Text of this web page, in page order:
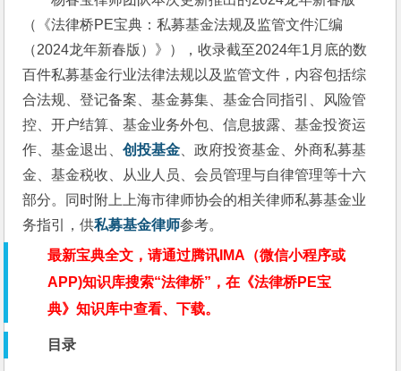
（《法律桥PE宝典：私募基金法规及监管文件汇编
（2024龙年新春版）》），收录截至2024年1月底的数
百件私募基金行业法律法规以及监管文件，内容包括综
合法规、登记备案、基金募集、基金合同指引、风险管
控、开户结算、基金业务外包、信息披露、基金投资运
作、基金退出、创投基金 、政府投资基金、外商私募基
金、基金税收、从业人员、会员管理与自律管理等十六
部分。同时附上上海市律师协会的相关律师私募基金业
务指引，供私募基金律师参考。
最新宝典全文，请通过腾讯IMA（微信小程序或
APP)知识库搜索“法律桥”，在《法律桥PE宝
典》知识库中查看、下载。
目录